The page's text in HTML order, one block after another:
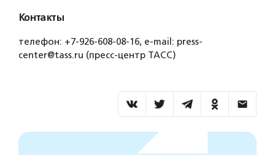
Контакты
телефон: +7-926-608-08-16, e-mail: press-
center@tass.ru (пресс-центр ТАСС)